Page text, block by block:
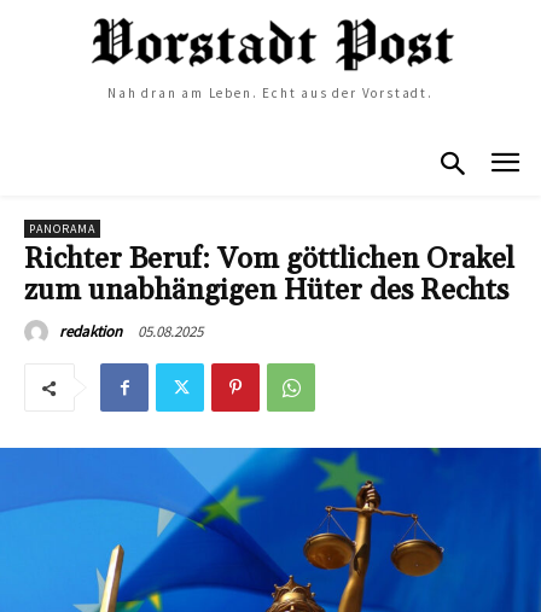
Nah dran am Leben. Echt aus der Vorstadt.
PANORAMA
Richter Beruf: Vom göttlichen Orakel
zum unabhängigen Hüter des Rechts
redaktion 05.08.2025